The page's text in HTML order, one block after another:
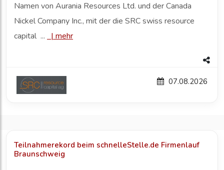
Namen von Aurania Resources Ltd. und der Canada
Nickel Company Inc., mit der die SRC swiss resource
capital ...
| mehr
07.08.2026
Teilnahmerekord beim schnelleStelle.de Firmenlauf
Braunschweig